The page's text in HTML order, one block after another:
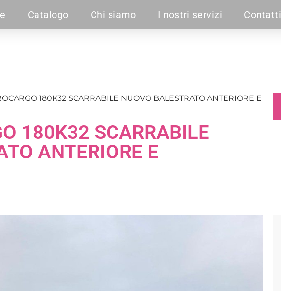
Catalogo Chi siamo I nostri servizi Contatti
180K32 SCARRABILE NUOVO BALESTRATO ANTERIORE E
180K32 SCARRABILE
ANTERIORE E